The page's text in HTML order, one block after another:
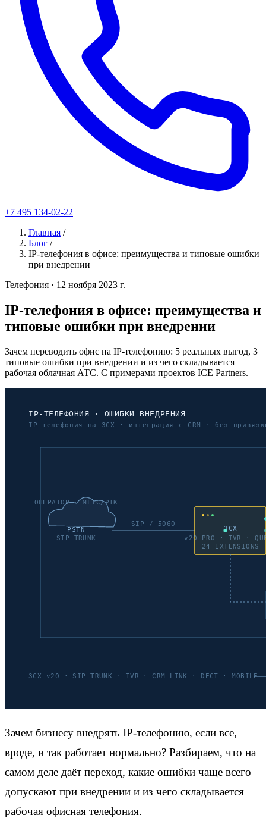
+7 495 134-02-22
Главная /
Блог /
IP-телефония в офисе: преимущества и типовые ошибки
при внедрении
Телефония · 12 ноября 2023 г.
IP-телефония в офисе: преимущества и
типовые ошибки при внедрении
Зачем переводить офис на IP-телефонию: 5 реальных выгод, 3
типовые ошибки при внедрении и из чего складывается
рабочая облачная АТС. С примерами проектов ICE Partners.
Зачем бизнесу внедрять IP-телефонию, если все,
вроде, и так работает нормально? Разбираем, что на
самом деле даёт переход, какие ошибки чаще всего
допускают при внедрении и из чего складывается
рабочая офисная телефония.